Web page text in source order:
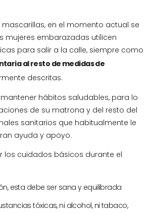
en el momento actual se
mujeres embarazadas utilicen
para salir a la calle, siempre como
al resto de medidas de
descritas.
hábitos saludables, para lo
de su matrona y del resto del
sanitarios que habitualmente le
ayuda y apoyo.
los cuidados básicos durante el
esta debe ser sana y equilibrada
tóxicas, ni alcohol, ni tabaco,